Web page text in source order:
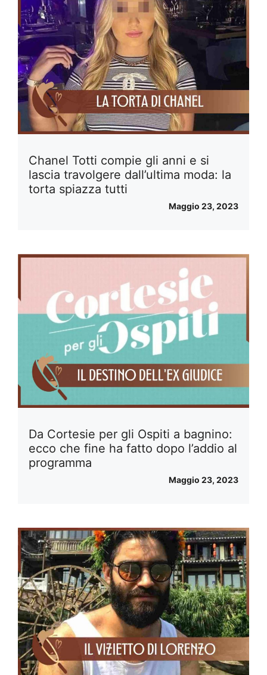
Chanel Totti compie gli anni e si
lascia travolgere dall’ultima moda: la
torta spiazza tutti
Maggio 23, 2023
Da Cortesie per gli Ospiti a bagnino:
ecco che fine ha fatto dopo l’addio al
programma
Maggio 23, 2023